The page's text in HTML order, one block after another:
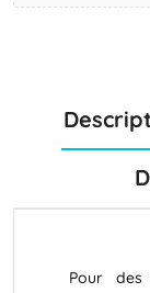
Pour